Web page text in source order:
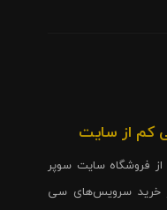
کم از سایت
فروشگاه سایت سوپر
خرید سرویس‌های سی